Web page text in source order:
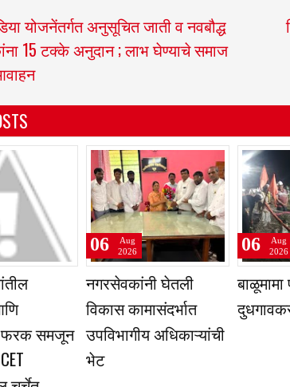
योजनेंतर्गत अनुसूचित जाती व नवबौद्ध
15 टक्के अनुदान ; लाभ घेण्याचे समाज
पर्यंत
बंद,
यांच्या
कृषिउत्पन्न बाजार समिती,
तुळजापूर ज्वारी व गहू या
पिकास उच्चांकी भाव
06
Aug
2026
प्रवेश
06
Aug
2026